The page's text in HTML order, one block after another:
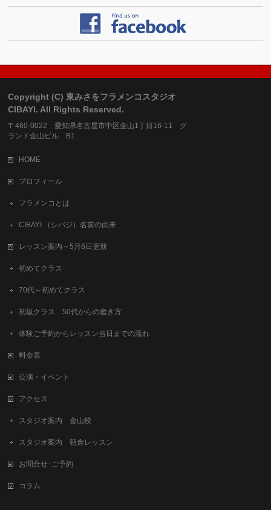
Copyright (C) 東みさをフラメンコスタジオ
CIBAYI. All Rights Reserved.
〒460-0022 愛知県名古屋市中区金山1丁目16-11 グ
ランド金山ビル B1
HOME
プロフィール
フラメンコとは
CIBAYI （シバジ）名前の由来
レッスン案内～5月6日更新
初めてクラス
70代～初めてクラス
初級クラス 50代からの磨き方
体験ご予約からレッスン当日までの流れ
料金表
公演・イベント
アクセス
スタジオ案内 金山校
スタジオ案内 朝倉レッスン
お問合せ･ご予約
コラム